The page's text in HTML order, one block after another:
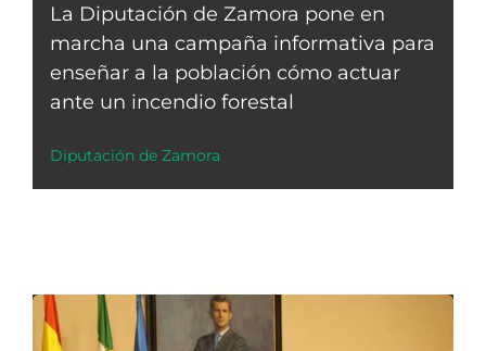
La Diputación de Zamora pone en
marcha una campaña informativa para
enseñar a la población cómo actuar
ante un incendio forestal
Diputación de Zamora